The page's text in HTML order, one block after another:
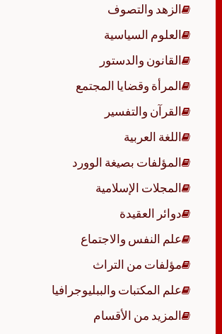
الزهد والتصوف
العلوم السياسية
القانون والدستور
المرأة وقضايا المجتمع
القرآن والتفسير
اللغة العربية
المؤلفات بصيغة الوورد
المجلات الإسلامية
دوائر العقيدة
علم النفس والاجتماع
مؤلفات من التراث
علم المكتبات والببليوجرافيا
المزيد من الأقسام